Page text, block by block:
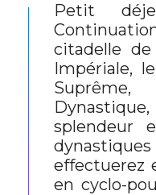
Petit
citadelle
Impériale,
splendeur
effectuerez
en cyclo-